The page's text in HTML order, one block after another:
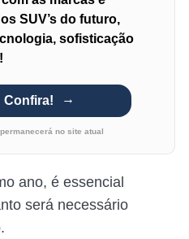
SUV’s do futuro,
sofisticação
Confira!
no site atual
ano, é essencial
será necessário